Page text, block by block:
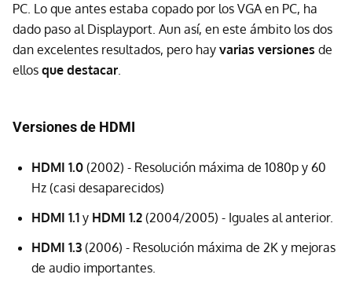
PC. Lo que antes estaba copado por los VGA en PC, ha
dado paso al Displayport. Aun así, en este ámbito los dos
dan excelentes resultados, pero hay varias versiones de
ellos que destacar
Versiones de HDMI
HDMI 1.0 (2002) - Resolución máxima de 1080p y 60
Hz (casi desaparecidos)
HDMI 1.1 y HDMI 1.2 (2004/2005) - Iguales al anterior.
HDMI 1.3 (2006) - Resolución máxima de 2K y mejoras
de audio importantes.